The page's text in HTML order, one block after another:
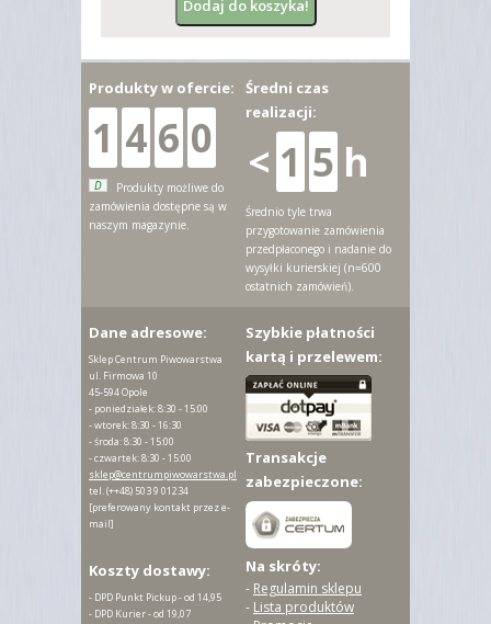
Produkty w ofercie:
1 4 6 0
D
Produkty możliwe do
zamówienia dostępne są w
naszym magazynie.
Średni czas
realizacji:
< 1 5 h
Średnio tyle trwa
przygotowanie zamówienia
przedpłaconego i nadanie do
wysyłki kurierskiej (n=600
ostatnich zamówień).
Dane adresowe:
Sklep Centrum Piwowarstwa
ul. Firmowa 10
45-594 Opole
- poniedziałek: 8:30 - 15:00
- wtorek: 8:30 - 16:30
- środa: 8:30 - 15:00
- czwartek: 8:30 - 15:00
sklep@centrumpiwowarstwa.pl
tel.(++48) 503 9 01234
[preferowany kontakt przez e-
mail]
Szybkie płatności
kartą i przelewem:
Transakcje
zabezpieczone:
Koszty dostawy:
- DPD Punkt Pickup - od 14,95
- DPD Kurier - od 19,07
Na skróty:
- Regulamin sklepu
- Lista produktów